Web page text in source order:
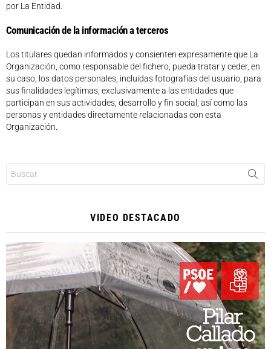
por La Entidad.
Comunicación de la información a terceros
Los titulares quedan informados y consienten expresamente que La
Organización, como responsable del fichero, pueda tratar y ceder, en
su caso, los datos personales, incluidas fotografías del usuario, para
sus finalidades legítimas, exclusivamente a las entidades que
participan en sus actividades, desarrollo y fin social, así como las
personas y entidades directamente relacionadas con esta
Organización.
VIDEO DESTACADO
Reproductor
de
vídeo